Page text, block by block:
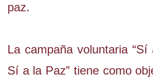
paz.
La campaña voluntaria “Sí
Sí a la Paz” tiene como